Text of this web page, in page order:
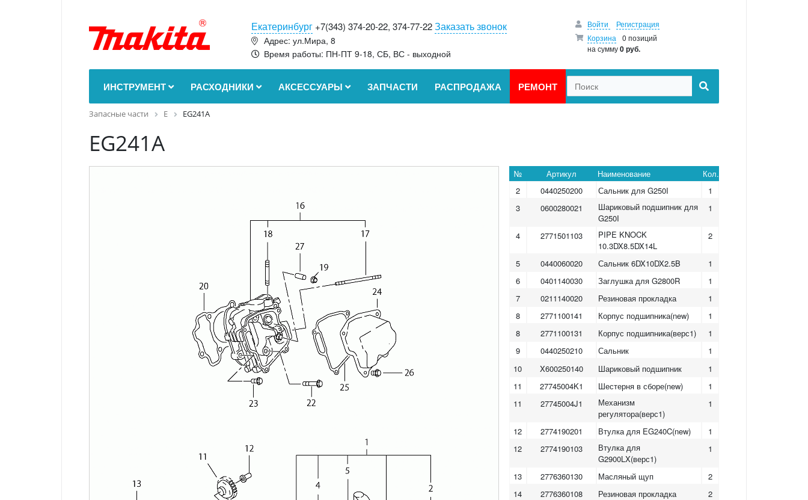
Екатеринбург +7(343) 374-20-22, 374-77-22 Заказать звонок
Адрес: ул.Мира, 8
Время работы: ПН-ПТ 9-18, СБ, ВС - выходной
Войти
Регистрация
Корзина
0 позиций
на сумму0 руб.
ИНСТРУМЕНТ РАСХОДНИКИ АКСЕССУАРЫ ЗАПЧАСТИ РАСПРОДАЖА РЕМОНТ
Запасные части E EG241A
EG241A
№ Артикул Наименование
Кол.
2
0440250200 Сальник для G250I
1
3
0600280021
Шариковый подшипник для
G250I
1
4 2771501103
PIPE KNOCK
10.3DX8.5DX14L
2
5 0440060020 Сальник 6DX10DX2.5B
1
6
0401140030 Заглушка для G2800R
1
7
0211140020 Резиновая прокладка
1
8
2771100141 Корпус подшипника(new)
1
8
2771100131 Корпус подшипника(верс1)
1
9
0440250210 Сальник
1
10
X600250140 Шариковый подшипник
1
11
27745004K1 Шестерня в сборе(new)
1
11
27745004J1
Механизм
регулятора(верс1)
1
12 2774190201 Втулка для EG240C(new)
1
12
2774190103
Втулка для
G2900LX(верс1)
1
13 2776360130 Масляный щуп
2
14
2776360108 Резиновая прокладка
2